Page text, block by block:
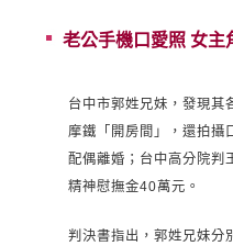
老公手機口愛照 女主
台中市郭姓兄妹，發現其
摩鐵「開房間」，還拍攝
配偶離婚；台中高分院判
精神慰撫金40萬元。
判決書指出，郭姓兄妹分